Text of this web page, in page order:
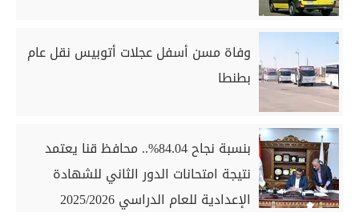
وفاة مسن أسفل عجلات أتوبيس نقل عام
بطنطا
بنسبة نجاح 84.04%.. محافظ قنا يعتمد
نتيجة امتحانات الدور الثاني للشهادة
الإعدادية للعام الدراسي 2025/2026